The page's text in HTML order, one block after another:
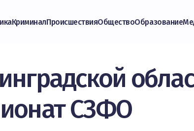
КриминалПроисшествияОбществоОбразование
СЗФО